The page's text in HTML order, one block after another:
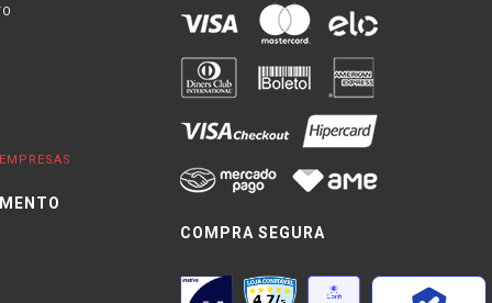
microfone
é um quebra cabeça, pois é comum que muitos não
indica. Mas isso nem sempre se torna um problema. O
ter a captação da voz em uma boa qualidade.
, o mais conhecido é fabricado pela
e possui sistema de
e até mesmo mesas de som e de
seu alto poder de gravação e torna esses pequenos
COMPRA SEGURA